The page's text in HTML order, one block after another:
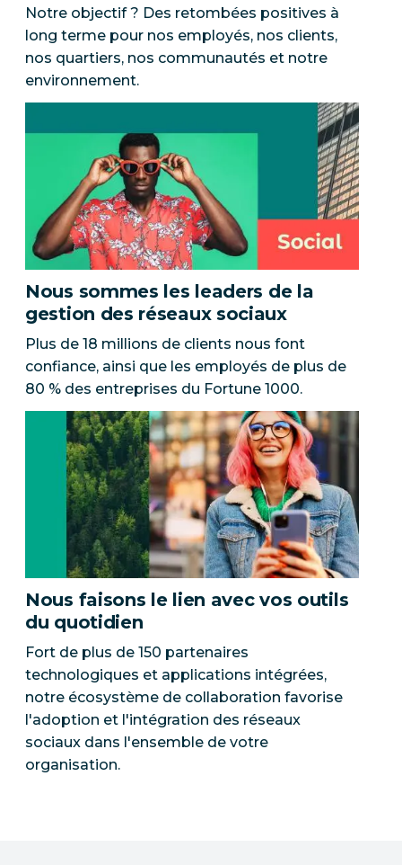
Notre objectif ? Des retombées positives à
long terme pour nos employés, nos clients,
nos quartiers, nos communautés et notre
environnement.
Nous sommes les leaders de la
gestion des réseaux sociaux
Plus de 18 millions de clients nous font
confiance, ainsi que les employés de plus de
80 % des entreprises du Fortune 1000.
Nous faisons le lien avec vos outils
du quotidien
Fort de plus de 150 partenaires
technologiques et applications intégrées,
notre écosystème de collaboration favorise
l'adoption et l'intégration des réseaux
sociaux dans l'ensemble de votre
organisation.